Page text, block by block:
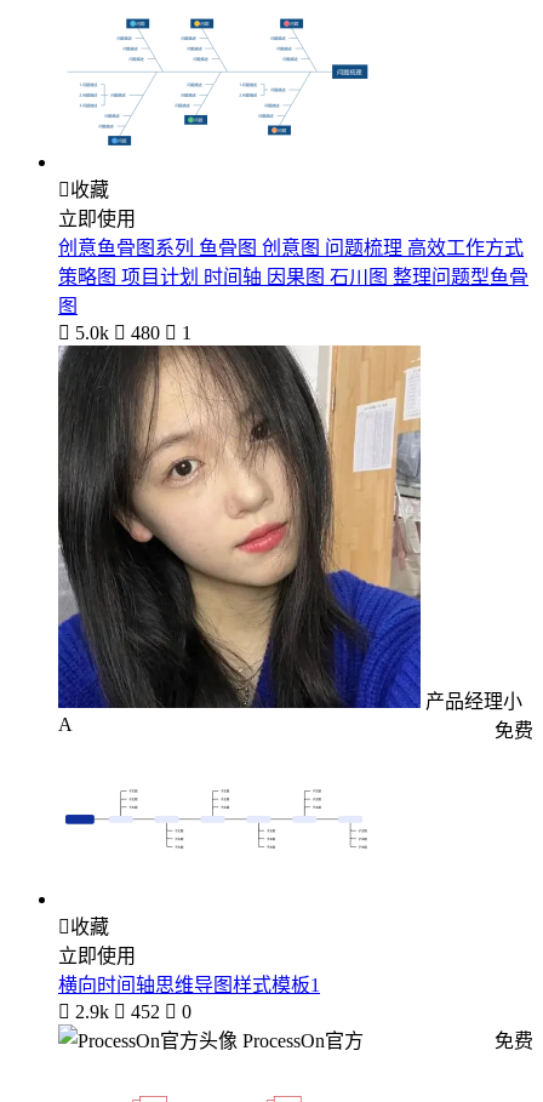
收藏
立即使用
创意鱼骨图系列 鱼骨图 创意图 问题梳理 高效工作方式
策略图 项目计划 时间轴 因果图 石川图 整理问题型鱼骨
图
 5.0k  480  1
产品经理小
A
免费
收藏
立即使用
横向时间轴思维导图样式模板1
 2.9k  452  0
ProcessOn官方
免费